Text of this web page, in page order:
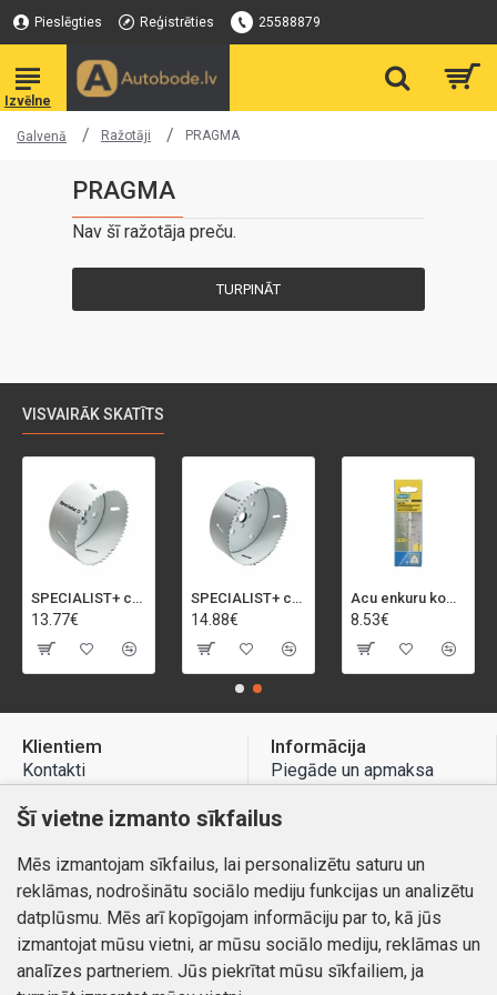
Pieslēgties Reģistrēties 25588879
Galvenā Ražotāji PRAGMA
PRAGMA
Nav šī ražotāja preču.
TURPINĀT
VISVAIRĀK SKATĪTS
SPECIALIST+ caurumu zāģis BI-METAL, 92 mm
13.77€
SPECIALIST+ caurumu zāģis BI-METAL, 98 mm
14.88€
Acu enkuru komplekts, 3-13 mm, Rapid, 12 gab.
8.53€
Klientiem
Kontakti
Preču atgriešana
Mans profils
Pasūtījumi
Informācija
Piegāde un apmaksa
Atteikuma tiesības
Kontakti
Šī vietne izmanto sīkfailus
Mēs izmantojam sīkfailus, lai personalizētu saturu un
reklāmas, nodrošinātu sociālo mediju funkcijas un analizētu
datplūsmu. Mēs arī kopīgojam informāciju par to, kā jūs
izmantojat mūsu vietni, ar mūsu sociālo mediju, reklāmas un
analīzes partneriem. Jūs piekrītat mūsu sīkfailiem, ja